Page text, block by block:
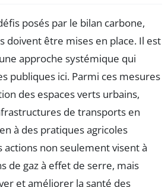
posés par le bilan carbone,
doivent être mises en place. Il est
approche systémique qui
publiques ici. Parmi ces mesures
des espaces verts urbains,
de transports en
à des pratiques agricoles
actions non seulement visent à
de gaz à effet de serre, mais
et améliorer la santé des